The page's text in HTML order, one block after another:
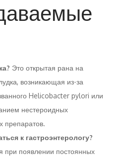
Это открытая рана на
возникающая из-за
Helicobacter pylori или
нестероидных
препаратов.
к гастроэнтерологу?
при появлении постоянных